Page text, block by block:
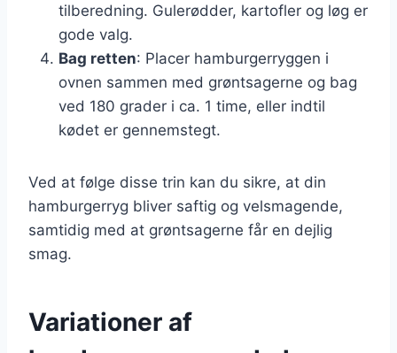
tilberedning. Gulerødder, kartofler og løg er
gode valg.
Bag retten: Placer hamburgerryggen i
ovnen sammen med grøntsagerne og bag
ved 180 grader i ca. 1 time, eller indtil
kødet er gennemstegt.
Ved at følge disse trin kan du sikre, at din
hamburgerryg bliver saftig og velsmagende,
samtidig med at grøntsagerne får en dejlig
smag.
Variationer af